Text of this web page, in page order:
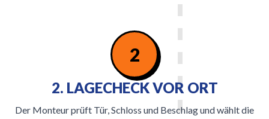
2
2. LAGECHECK VOR ORT
Der Monteur prüft Tür, Schloss und Beschlag und wählt die